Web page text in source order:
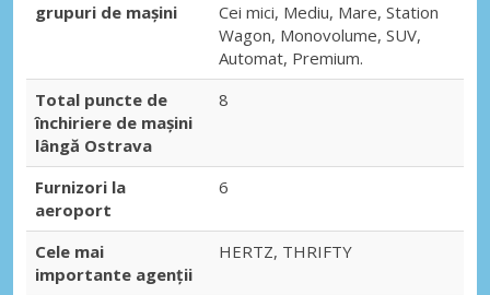
grupuri de mașini
Cei mici, Mediu, Mare, Station
Wagon, Monovolume, SUV,
Automat, Premium.
Total puncte de
închiriere de mașini
lângă Ostrava
8
Furnizori la
aeroport
6
Cele mai
importante agenții
HERTZ, THRIFTY